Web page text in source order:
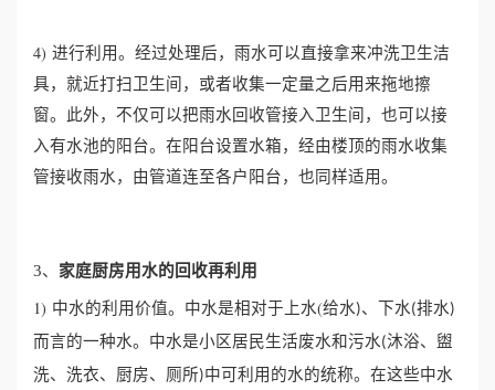
4) 进行利用。经过处理后，雨水可以直接拿来冲洗卫生洁
具，就近打扫卫生间，或者收集一定量之后用来拖地擦
窗。此外，不仅可以把雨水回收管接入卫生间，也可以接
入有水池的阳台。在阳台设置水箱，经由楼顶的雨水收集
管接收雨水，由管道连至各户阳台，也同样适用。
3、 家庭厨房用水的回收再利用
1) 中水的利用价值。中水是相对于上水(给水)、下水(排水)
而言的一种水。中水是小区居民生活废水和污水(沐浴、盥
洗、洗衣、厨房、厕所)中可利用的水的统称。在这些中水